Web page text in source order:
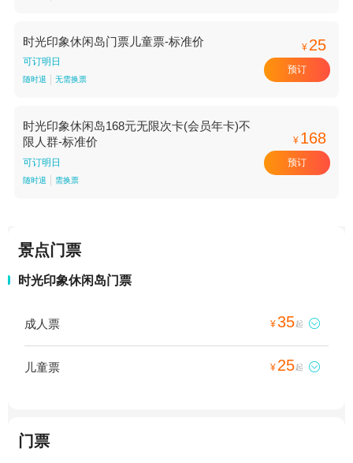
时光印象休闲岛门票儿童票-标准价
可订明日
随时退 无需换票
¥ 25
预订
时光印象休闲岛168元无限次卡(会员年卡)不
限人群-标准价
可订明日
随时退 需换票
¥ 168
预订
景点门票
时光印象休闲岛门票
成人票 ¥35起 
儿童票 ¥ 25起 
门票